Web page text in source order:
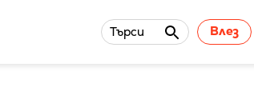
Търси Влез